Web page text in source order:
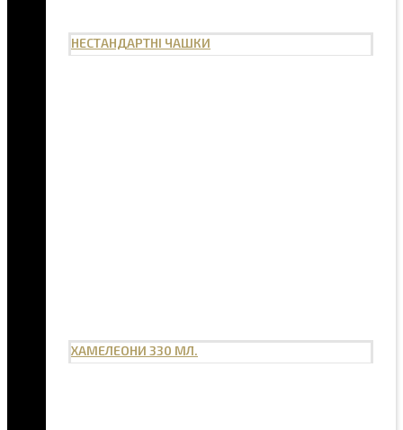
НЕСТАНДАРТНІ ЧАШКИ
ХАМЕЛЕОНИ 330 МЛ.